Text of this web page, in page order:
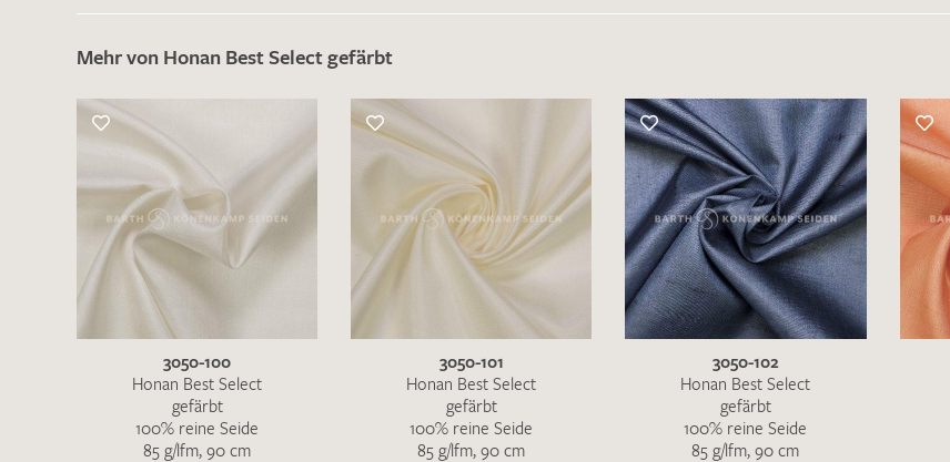
Mehr von Honan Best Select gefärbt
3050-100
Honan Best Select
gefärbt
100% reine Seide
85 g/lfm, 90 cm
3050-101
Honan Best Select
gefärbt
100% reine Seide
85 g/lfm, 90 cm
3050-102
Honan Best Select
gefärbt
100% reine Seide
85 g/lfm, 90 cm